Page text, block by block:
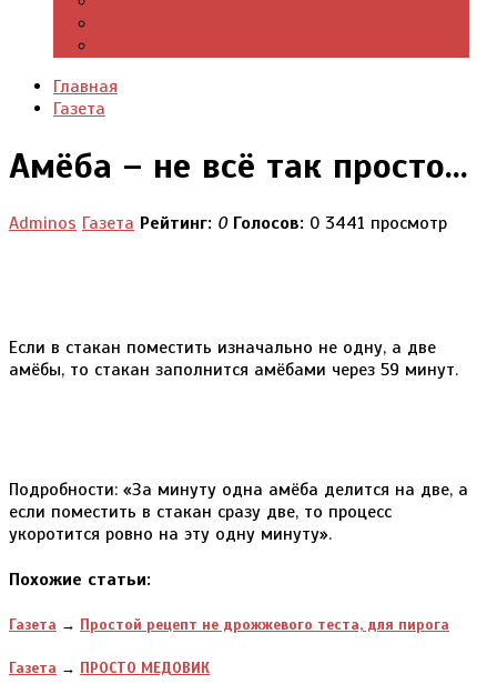
Главная
Газета
Амёба – не всё так просто…
Adminos Газета Рейтинг: 0 Голосов: 0 3441 просмотр
Если в стакан поместить изначально не одну, а две
амёбы, то стакан заполнится амёбами через 59 минут.
Подробности: «За минуту одна амёба делится на две, а
если поместить в стакан сразу две, то процесс
укоротится ровно на эту одну минуту».
Похожие статьи:
Газета → Простой рецепт не дрожжевого теста, для пирога
Газета → ПРОСТО МЕДОВИК